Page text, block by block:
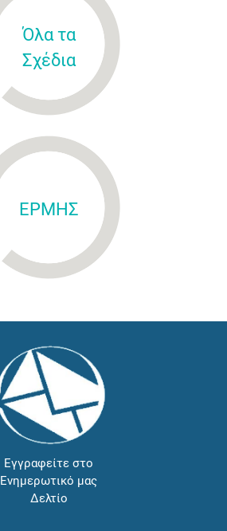
Όλα τα
Σχέδια
ΕΡΜΗΣ
Εγγραφείτε στο
Ενημερωτικό μας
Δελτίο